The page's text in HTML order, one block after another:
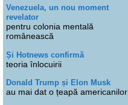
Venezuela, un nou moment
revelator
pentru colonia mentală
românească
Și Hotnews confirmă
teoria înlocuirii
Donald Trump și Elon Musk
au mai dat o țeapă americanilor